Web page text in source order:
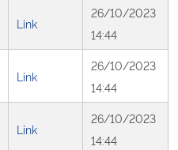
Link
26/10/2023
14:44
Link
26/10/2023
14:44
Link
26/10/2023
14:44